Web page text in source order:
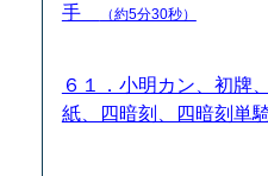
手
（約5分30秒）
６１．小明カン、初牌
紙、四暗刻、四暗刻単